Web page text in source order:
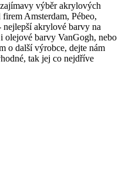
výběr akrylových
Amsterdam, Pébeo,
akrylové barvy na
olejové barvy VanGogh, nebo
o další výrobce, dejte nám
tak jej co nejdříve